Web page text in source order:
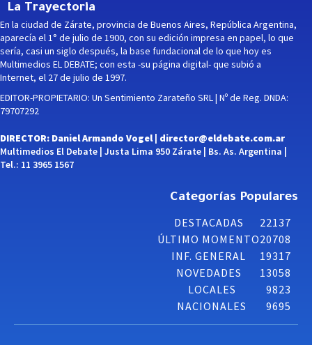
La Trayectoria
En la ciudad de Zárate, provincia de Buenos Aires, República Argentina,
aparecía el 1° de julio de 1900, con su edición impresa en papel, lo que
sería, casi un siglo después, la base fundacional de lo que hoy es
Multimedios EL DEBATE; con esta -su página digital- que subió a
Internet, el 27 de julio de 1997.
EDITOR-PROPIETARIO: Un Sentimiento Zarateño SRL | Nº de Reg. DNDA:
79707292
DIRECTOR: Daniel Armando Vogel | director@eldebate.com.ar
Multimedios El Debate | Justa Lima 950 Zárate | Bs. As. Argentina |
Tel.: 11 3965 1567
Categorías Populares
DESTACADAS
22137
ÚLTIMO MOMENTO20708
INF. GENERAL
19317
NOVEDADES
13058
LOCALES
9823
NACIONALES
9695